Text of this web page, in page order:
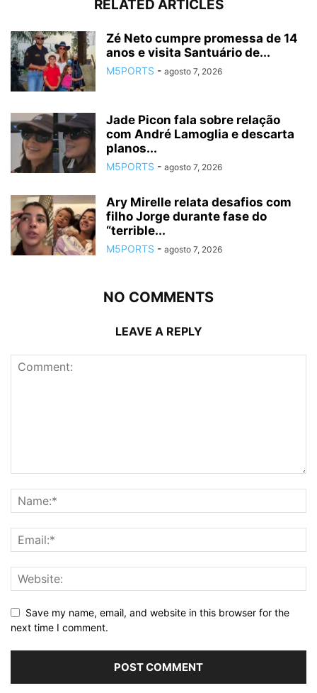
RELATED ARTICLES
Zé Neto cumpre promessa de 14
anos e visita Santuário de...
M5PORTS - agosto 7, 2026
Jade Picon fala sobre relação
com André Lamoglia e descarta
planos...
M5PORTS - agosto 7, 2026
Ary Mirelle relata desafios com
filho Jorge durante fase do
“terrible...
M5PORTS - agosto 7, 2026
NO COMMENTS
LEAVE A REPLY
Save my name, email, and website in this browser for the
next time I comment.